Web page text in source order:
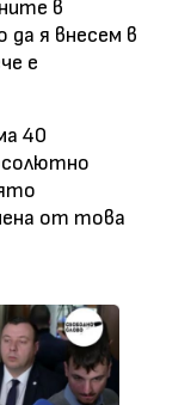
в
я внесем в
е
40
от това